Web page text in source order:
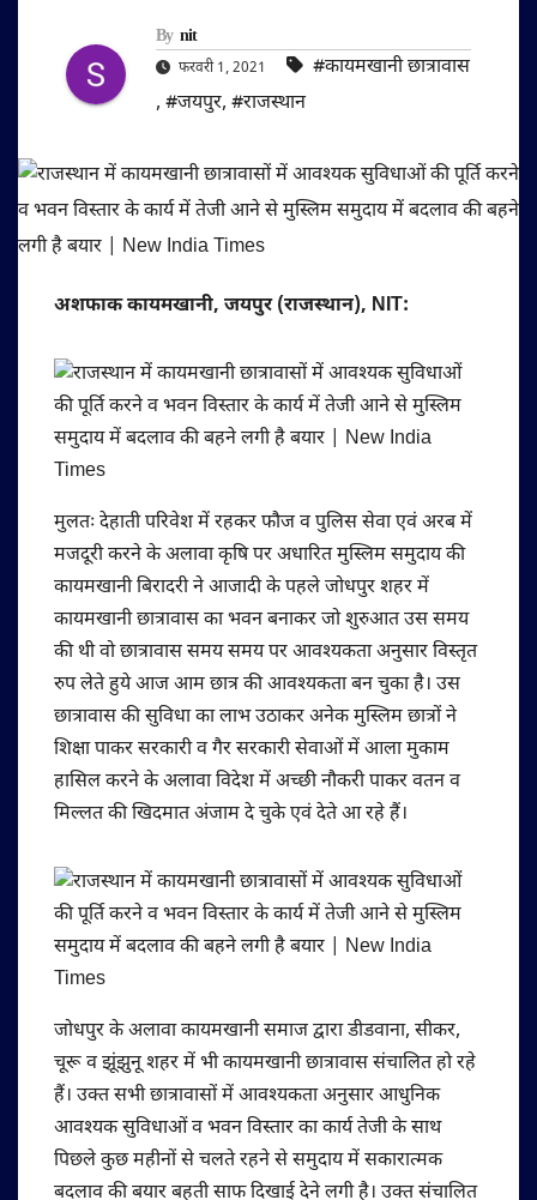
By nit
फरवरी 1, 2021
#कायमखानी छात्रावास
, #जयपुर, #राजस्थान
अशफाक कायमखानी, जयपुर (राजस्थान), NIT:
मुलतः देहाती परिवेश में रहकर फौज व पुलिस सेवा एवं अरब में
मजदूरी करने के अलावा कृषि पर अधारित मुस्लिम समुदाय की
कायमखानी बिरादरी ने आजादी के पहले जोधपुर शहर में
कायमखानी छात्रावास का भवन बनाकर जो शुरुआत उस समय
की थी वो छात्रावास समय समय पर आवश्यकता अनुसार विस्तृत
रुप लेते हुये आज आम छात्र की आवश्यकता बन चुका है। उस
छात्रावास की सुविधा का लाभ उठाकर अनेक मुस्लिम छात्रों ने
शिक्षा पाकर सरकारी व गैर सरकारी सेवाओं में आला मुकाम
हासिल करने के अलावा विदेश में अच्छी नौकरी पाकर वतन व
मिल्लत की खिदमात अंजाम दे चुके एवं देते आ रहे हैं।
जोधपुर के अलावा कायमखानी समाज द्वारा डीडवाना, सीकर,
चूरू व झूंझुनू शहर में भी कायमखानी छात्रावास संचालित हो रहे
हैं। उक्त सभी छात्रावासों में आवश्यकता अनुसार आधुनिक
आवश्यक सुविधाओं व भवन विस्तार का कार्य तेजी के साथ
पिछले कुछ महीनों से चलते रहने से समुदाय में सकारात्मक
बदलाव की बयार बहती साफ दिखाई देने लगी है। उक्त संचालित